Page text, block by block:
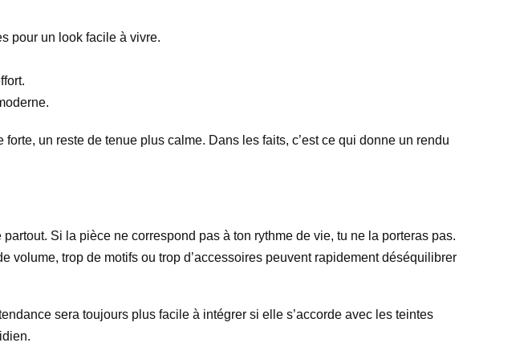
pour un look facile à vivre.
un reste de tenue plus calme. Dans les faits, c’est ce qui donne un rendu
Si la pièce ne correspond pas à ton rythme de vie, tu ne la porteras pas.
volume, trop de motifs ou trop d’accessoires peuvent rapidement déséquilibrer
sera toujours plus facile à intégrer si elle s’accorde avec les teintes